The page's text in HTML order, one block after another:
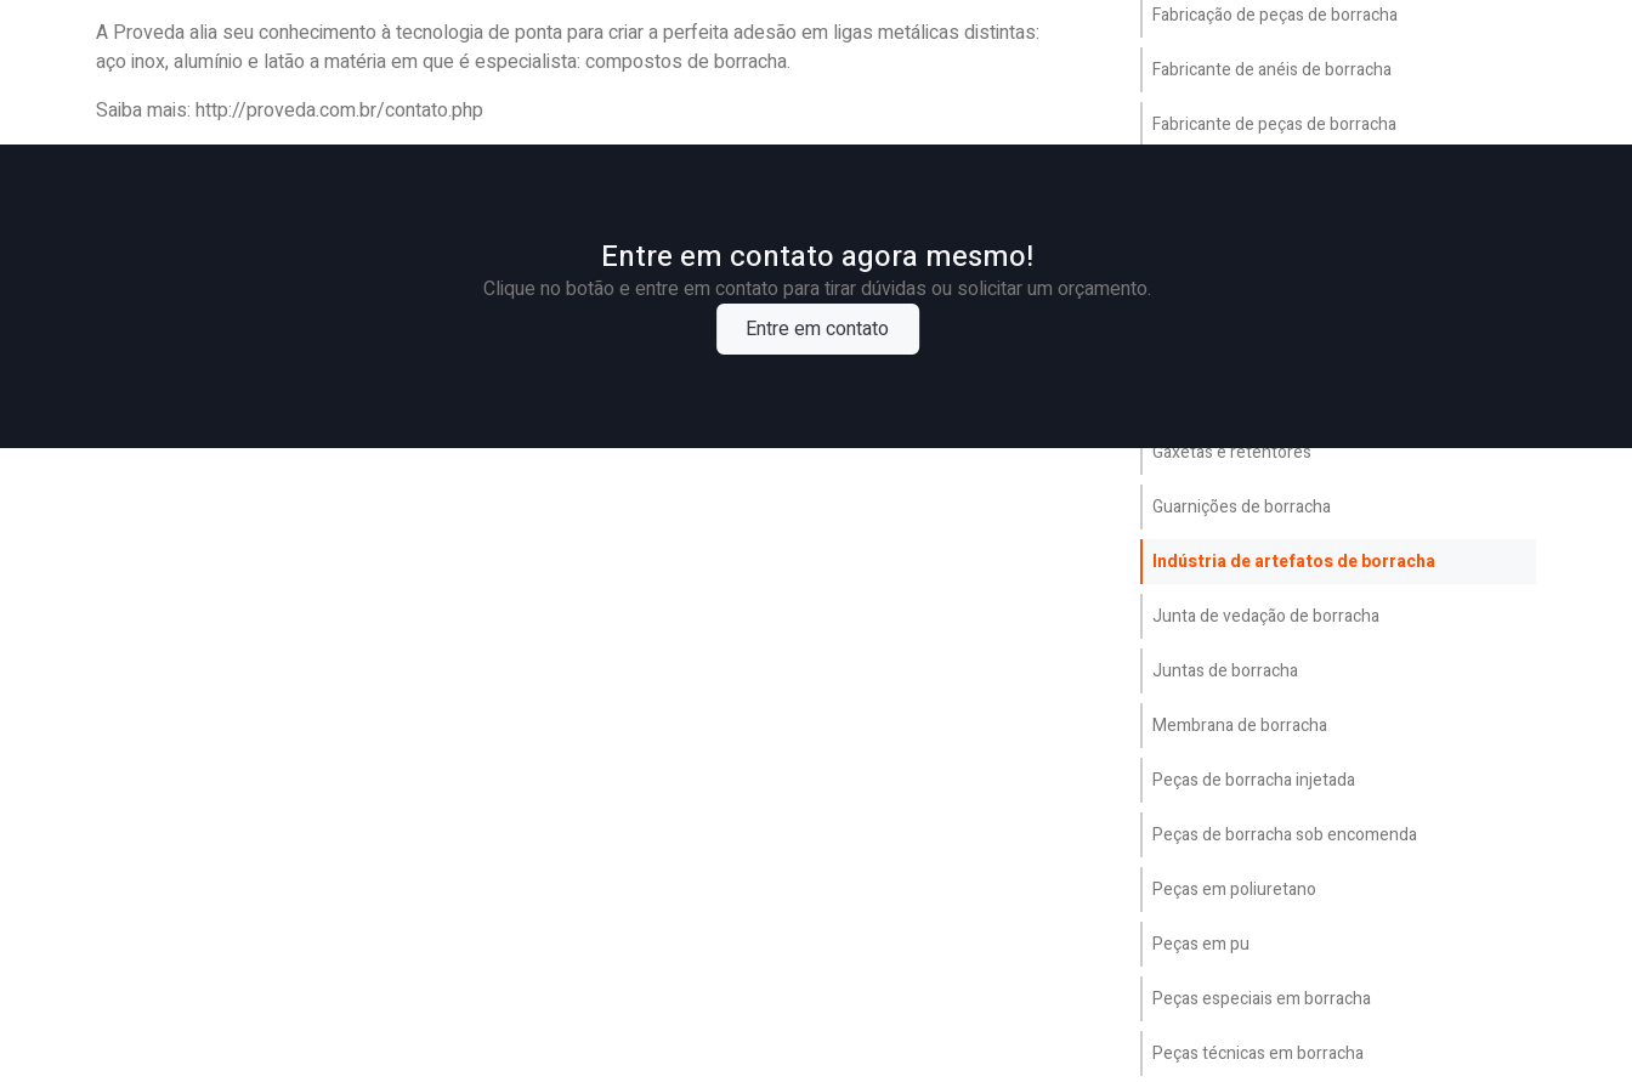
A Proveda alia seu conhecimento à tecnologia de ponta para criar a perfeita adesão em ligas metálicas distintas:
aço inox, alumínio e latão a matéria em que é especialista: compostos de borracha.
Saiba mais: http://proveda.com.br/contato.php
Entre em contato agora mesmo!
Clique no botão e entre em contato para tirar dúvidas ou solicitar um orçamento.
Entre em contato
Fabricação de peças de borracha
Fabricante de anéis de borracha
Fabricante de peças de borracha
Gaxetas e retentores
Guarnições de borracha
Indústria de artefatos de borracha
Junta de vedação de borracha
Juntas de borracha
Membrana de borracha
Peças de borracha injetada
Peças de borracha sob encomenda
Peças em poliuretano
Peças em pu
Peças especiais em borracha
Peças técnicas em borracha